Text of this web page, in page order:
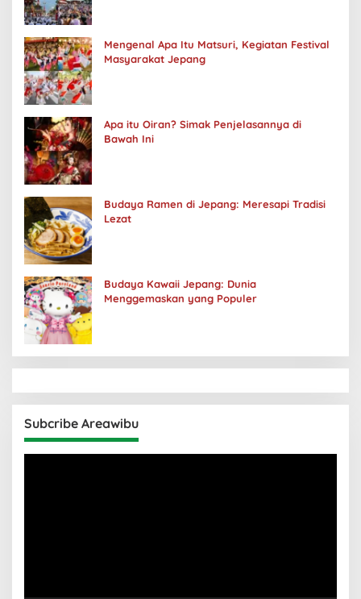
Mengenal Apa Itu Matsuri, Kegiatan Festival
Masyarakat Jepang
Apa itu Oiran? Simak Penjelasannya di
Bawah Ini
Budaya Ramen di Jepang: Meresapi Tradisi
Lezat
Budaya Kawaii Jepang: Dunia
Menggemaskan yang Populer
Subcribe Areawibu